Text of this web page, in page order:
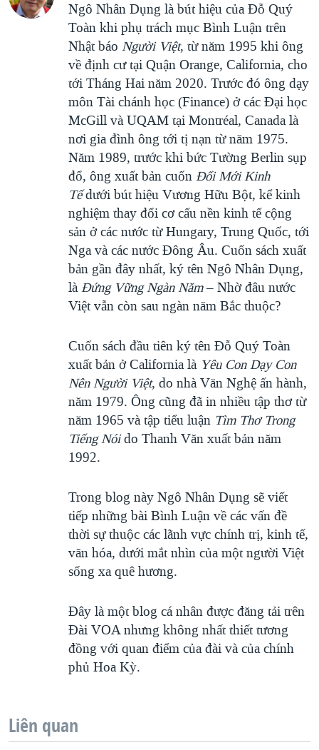
Ngô Nhân Dụng là bút hiệu của Đỗ Quý
Toàn khi phụ trách mục Bình Luận trên
Nhật báo Người Việt, từ năm 1995 khi ông
về định cư tại Quận Orange, California, cho
tới Tháng Hai năm 2020. Trước đó ông dạy
môn Tài chánh học (Finance) ở các Đại học
McGill và UQAM tại Montréal, Canada là
nơi gia đình ông tới tị nạn từ năm 1975.
Năm 1989, trước khi bức Tường Berlin sụp
đổ, ông xuất bản cuốn Đổi Mới Kinh
Tếdưới bút hiệu Vương Hữu Bột, kể kinh
nghiệm thay đổi cơ cấu nền kinh tế cộng
sản ở các nước từ Hungary, Trung Quốc, tới
Nga và các nước Đông Âu. Cuốn sách xuất
bản gần đây nhất, ký tên Ngô Nhân Dụng,
làĐứng Vững Ngàn Năm– Nhờ đâu nước
Việt vẫn còn sau ngàn năm Bắc thuộc?
Cuốn sách đầu tiên ký tên Đỗ Quý Toàn
xuất bản ở California là Yêu Con Dạy Con
Nên Người Việt, do nhà Văn Nghệ ấn hành,
năm 1979. Ông cũng đã in nhiều tập thơ từ
năm 1965 và tập tiểu luận Tìm Thơ Trong
Tiếng Nóido Thanh Văn xuất bản năm
1992.
Trong blog này Ngô Nhân Dụng sẽ viết
tiếp những bài Bình Luận về các vấn đề
thời sự thuộc các lãnh vực chính trị, kinh tế,
văn hóa, dưới mắt nhìn của một người Việt
sống xa quê hương.
Đây là một blog cá nhân được đăng tải trên
Đài VOA nhưng không nhất thiết tương
đồng với quan điểm của đài và của chính
phủ Hoa Kỳ.
Liên quan